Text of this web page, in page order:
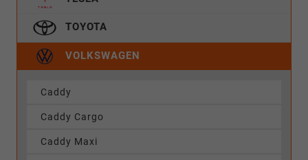
TOYOTA
VOLKSWAGEN
Caddy
Caddy Cargo
Caddy Maxi